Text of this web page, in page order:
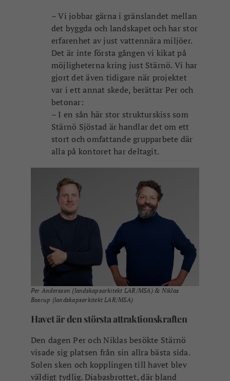
– Vi jobbar gärna i gränslandet mellan
det byggda och landskapet och har stor
erfarenhet av just vattennära miljöer.
Det är inte första gången vi kikat på
möjligheterna kring just Stärnö. Vi har
gjort det även tidigare när projektet
var i ett annat skede, berättar Per och
betonar:
– I en sån här stor strukturskiss som
Stärnö Sjöstad är handlar det om ett
stort och omfattande grupparbete där
alla på kontoret har deltagit.
Per Andersson (landskapsarkitekt LAR/MSA) & Niklas
Bosrup (landskapsarkitekt LAR/MSA)
Havet är den största attraktionskraften
Den dagen Per och Niklas besökte Stärnö
visade sig platsen från sin allra bästa sida.
Solen sken och kopplingen till havet blev
väldigt tydlig. Diabasbrottet, där bland